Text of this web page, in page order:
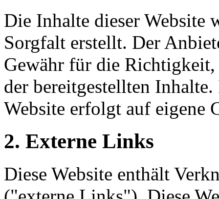
Die Inhalte dieser Website
Sorgfalt erstellt. Der
Gewähr für die
der bereitgestellten
Website erfolgt auf eigene
2. Externe Links
Diese Website enthält